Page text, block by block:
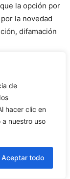
de
hacer clic en
a nuestro uso
Aceptar todo
la opción por
la novedad
difamación
a
pobres dice
personal y
los
de Dios, con